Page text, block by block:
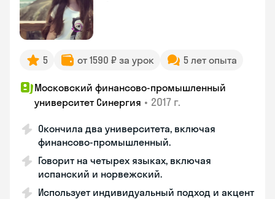
5 от 1590 ₽ за урок 5 лет опыта
Московский финансово-промышленный
университет Синергия • 2017 г.
Окончила два университета, включая
финансово-промышленный.
Говорит на четырех языках, включая
испанский и норвежский.
Использует индивидуальный подход и акцент